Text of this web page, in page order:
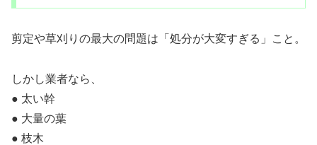
剪定や草刈りの最大の問題は「処分が大変すぎる」こと。
しかし業者なら、
● 太い幹
● 大量の葉
● 枝木